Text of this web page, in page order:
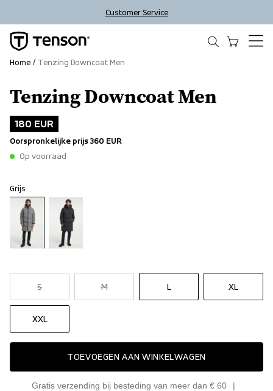
Customer Service
Tenzing Downcoat Men
180 EUR
Oorspronkelijke prijs360 EUR
Op voorraad
Grijs
S M L XL
XXL
TOEVOEGEN AAN WINKELWAGEN
Gratis verzending bij besteding van meer dan € 60
Home Tenzing Downcoat Men
Outlet